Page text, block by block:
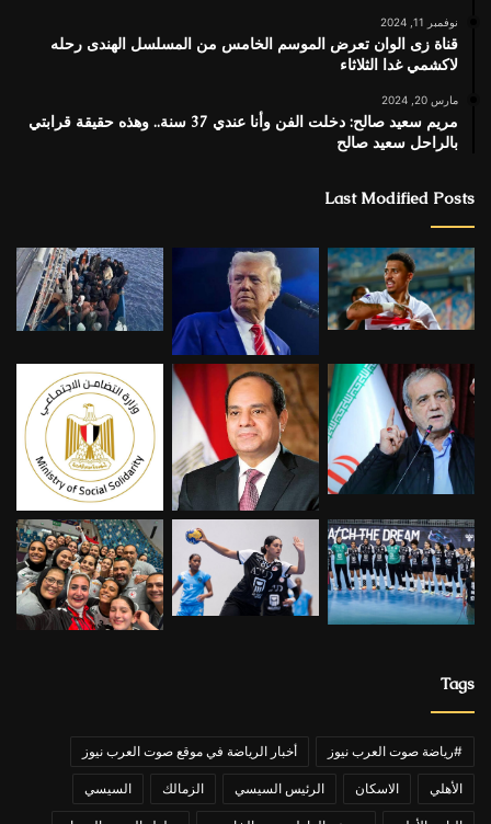
نوفمبر 11, 2024
قناة زى الوان تعرض الموسم الخامس من المسلسل الهندى رحله
لاكشمي غدا الثلاثاء
مارس 20, 2024
مريم سعيد صالح: دخلت الفن وأنا عندي 37 سنة.. وهذه حقيقة قرابتي
بالراحل سعيد صالح
Last Modified Posts
Tags
#رياضة صوت العرب نيوز أخبار الرياضة في موقع صوت العرب نيوز
الأهلي الاسكان الرئيس السيسي الزمالك السيسي